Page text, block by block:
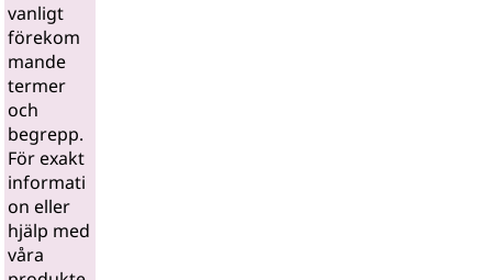
vanligt
förekom
mande
termer
och
begrepp.
För exakt
informati
on eller
hjälp med
våra